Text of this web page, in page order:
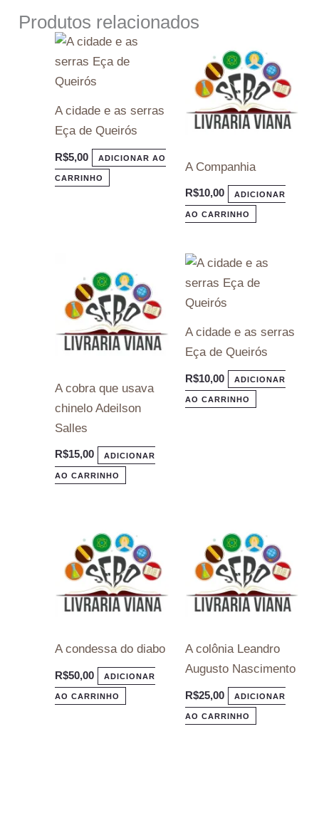
Produtos relacionados
A cidade e as serras
Eça de Queirós
R$5,00 ADICIONAR AO
CARRINHO
A Companhia
R$10,00 ADICIONAR
AO CARRINHO
A cobra que usava
chinelo Adeilson
Salles
R$15,00 ADICIONAR
AO CARRINHO
A cidade e as serras
Eça de Queirós
R$10,00 ADICIONAR
AO CARRINHO
A condessa do diabo
R$50,00 ADICIONAR
AO CARRINHO
A colônia Leandro
Augusto Nascimento
R$25,00 ADICIONAR
AO CARRINHO